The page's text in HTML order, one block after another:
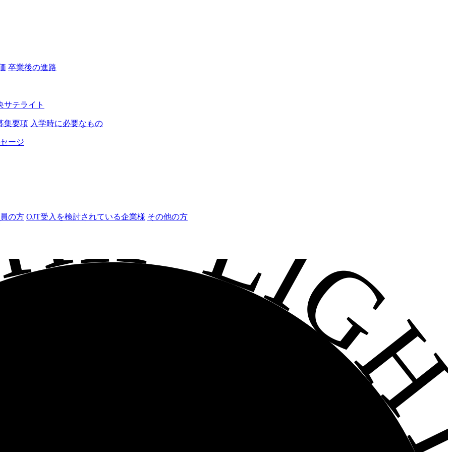
卒業後の進路
サテライト
集要項 入学時に必要なもの
ージ
の方 OJT受入を検討されている企業様 その他の方